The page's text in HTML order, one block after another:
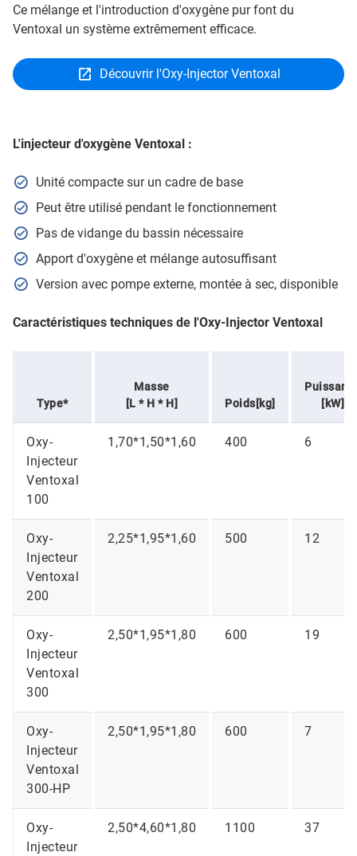
Ce mélange et l'introduction d'oxygène pur font du
Ventoxal un système extrêmement efficace.
Découvrir l'Oxy-Injector Ventoxal
L'injecteur d'oxygène Ventoxal :
Unité compacte sur un cadre de base
Peut être utilisé pendant le fonctionnement
Pas de vidange du bassin nécessaire
Apport d'oxygène et mélange autosuffisant
Version avec pompe externe, montée à sec, disponible
Caractéristiques techniques de l'Oxy-Injector Ventoxal
Type*
Masse
[L * H * H]
Poids[kg]
[kW]
Oxy-
Injecteur
Ventoxal
100
1,70*1,50*1,60 400 6
Oxy-
Injecteur
Ventoxal
200
2,25*1,95*1,60 500 12
Oxy-
Injecteur
Ventoxal
300
2,50*1,95*1,80 600 19
Oxy-
Injecteur
Ventoxal
300-HP
2,50*1,95*1,80 600 7
Oxy-
Injecteur
2,50*4,60*1,80 1100 37